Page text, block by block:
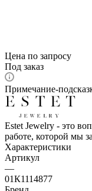
Цена по запросу
Под заказ
Примечание-
Estet Jewelry - это
работе, которой мы
Характеристики
Артикул
—
01К1114877